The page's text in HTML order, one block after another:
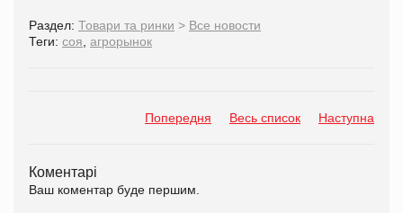
Раздел: Товари та ринки > Все новости
Теги: соя агрорынок
Попередня Весь список Наступна
Коментарі
Ваш коментар буде першим.